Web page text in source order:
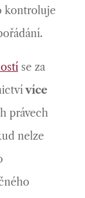
kontroluje
se za
více
právech
nelze